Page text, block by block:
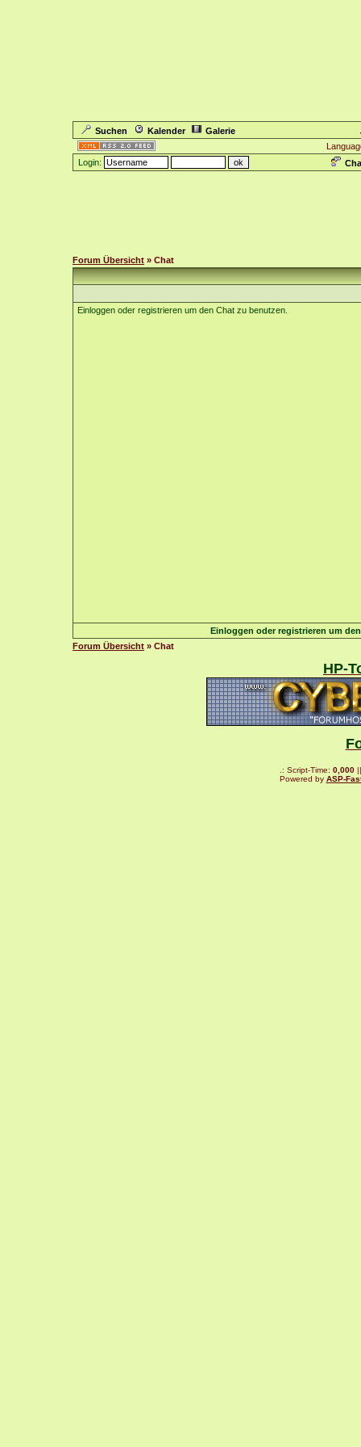
Suchen Kalender
Galerie
Login:
Forum Übersicht » Chat
Einloggen oder registrieren um den Chat zu benutzen.
Einloggen oder registrieren um
Forum Übersicht » Chat
HP-
.: Script-Time: 0,000||
Powered by ASP-